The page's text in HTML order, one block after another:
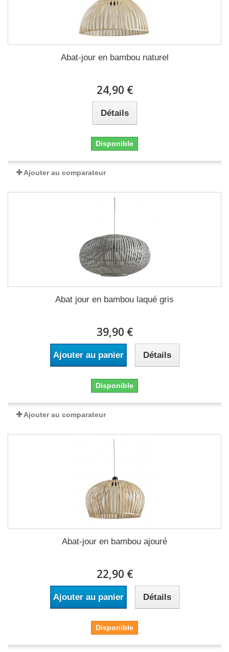
Abat-jour en bambou naturel
24,90 €
Détails
Disponible
Ajouter au comparateur
Abat jour en bambou laqué gris
39,90 €
Ajouter au panier Détails
Disponible
Ajouter au comparateur
Abat-jour en bambou ajouré
22,90 €
Ajouter au panier Détails
Disponible